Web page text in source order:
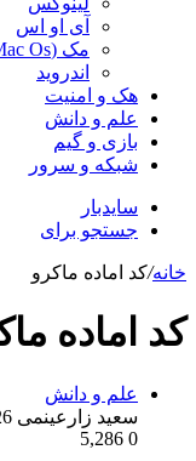
آی او اس
مک (Mac Os)
اندروید
هک و امنیت
علم و دانش
بازی و گیم
شبکه و سرور
سایدبار
جستجو برای
خانه/کد اماده ماکرو
کد اماده
علم و دانش
سعید زارعینمی 26, 2022
0